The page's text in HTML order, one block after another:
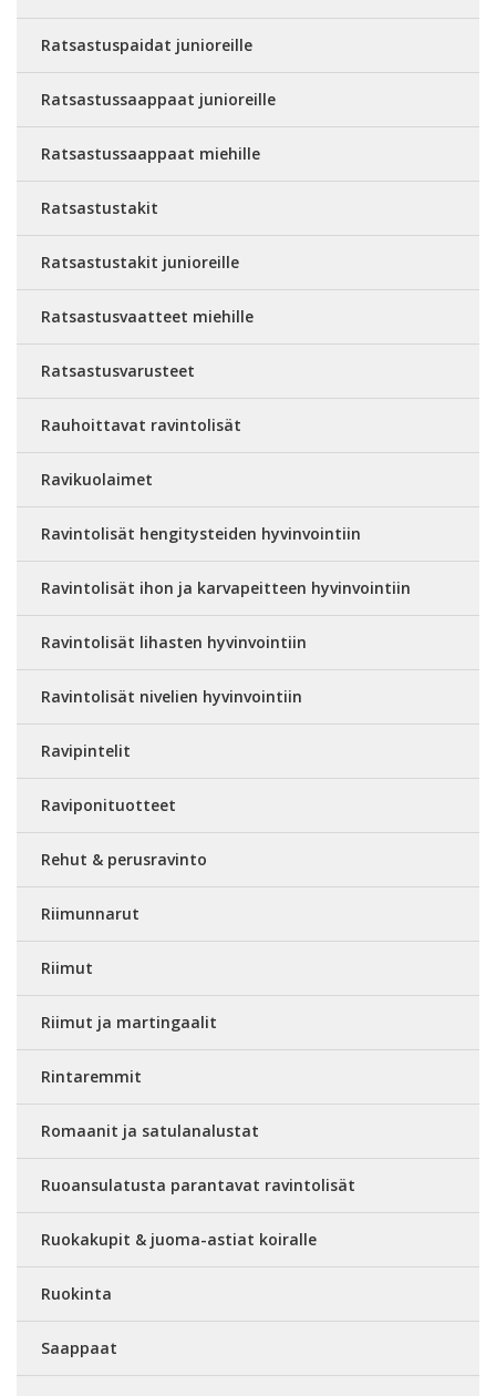
Ratsastuspaidat junioreille
Ratsastussaappaat junioreille
Ratsastussaappaat miehille
Ratsastustakit
Ratsastustakit junioreille
Ratsastusvaatteet miehille
Ratsastusvarusteet
Rauhoittavat ravintolisät
Ravikuolaimet
Ravintolisät hengitysteiden hyvinvointiin
Ravintolisät ihon ja karvapeitteen hyvinvointiin
Ravintolisät lihasten hyvinvointiin
Ravintolisät nivelien hyvinvointiin
Ravipintelit
Raviponituotteet
Rehut & perusravinto
Riimunnarut
Riimut
Riimut ja martingaalit
Rintaremmit
Romaanit ja satulanalustat
Ruoansulatusta parantavat ravintolisät
Ruokakupit & juoma-astiat koiralle
Ruokinta
Saappaat